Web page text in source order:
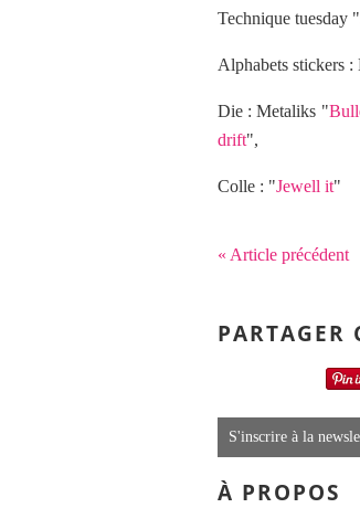
Technique tuesday "
Alphabets stickers
Die : Metaliks "
drift",
Colle : "Jewell it"
« Article précédent
PARTAGER
S'inscrire à la
À PROPOS